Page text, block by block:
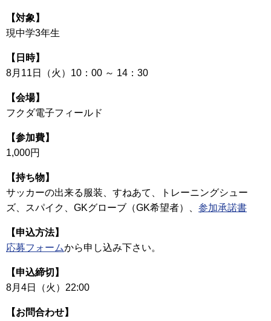
【対象】
現中学3年生
【日時】
8月11日（火）10：00 ～ 14：30
【会場】
フクダ電子フィールド
【参加費】
1,000円
【持ち物】
サッカーの出来る服装、すねあて、トレーニングシュー
ズ、スパイク、GKグローブ（GK希望者）、 参加承諾書
【申込方法】
応募フォームから申し込み下さい。
【申込締切】
8月4日（火）22:00
【お問合わせ】